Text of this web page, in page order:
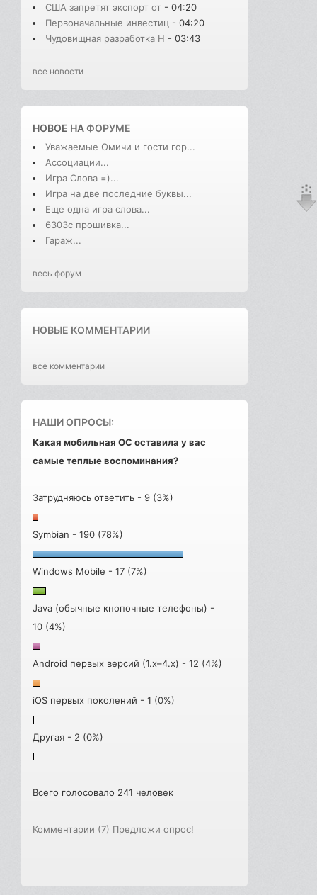
США запретят экспорт от - 04:20
Первоначальные инвестиц - 04:20
Чудовищная разработка H - 03:43
все новости
НОВОЕ НАФОРУМЕ
Уважаемые Омичи и гости гор...
Ассоциации...
Игра Слова =)...
Игра на две последние буквы...
Еще одна игра слова...
6303с прошивка...
Гараж...
весь форум
НОВЫЕ КОММЕНТАРИИ
все комментарии
НАШИ ОПРОСЫ:
Какая мобильная ОС оставила у вас
самые теплые воспоминания?
Затрудняюсь ответить - 9 (3%)
Symbian - 190 (78%)
Windows Mobile - 17 (7%)
Java (обычные кнопочные телефоны) -
10 (4%)
Android первых версий (1.x–4.x) - 12 (4%)
iOS первых поколений - 1 (0%)
Другая - 2 (0%)
Всего голосовало 241 человек
Комментарии (7) Предложи опрос!